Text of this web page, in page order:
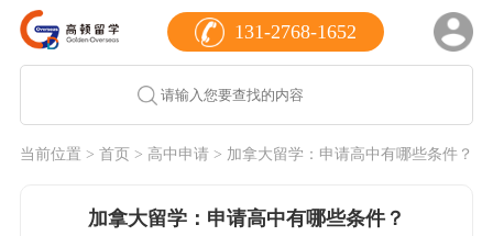
131-2768-1652
当前位置 > 首页 > 高中申请> 加拿大留学：申请高中有哪些条件？
加拿大留学：申请高中有哪些条件？